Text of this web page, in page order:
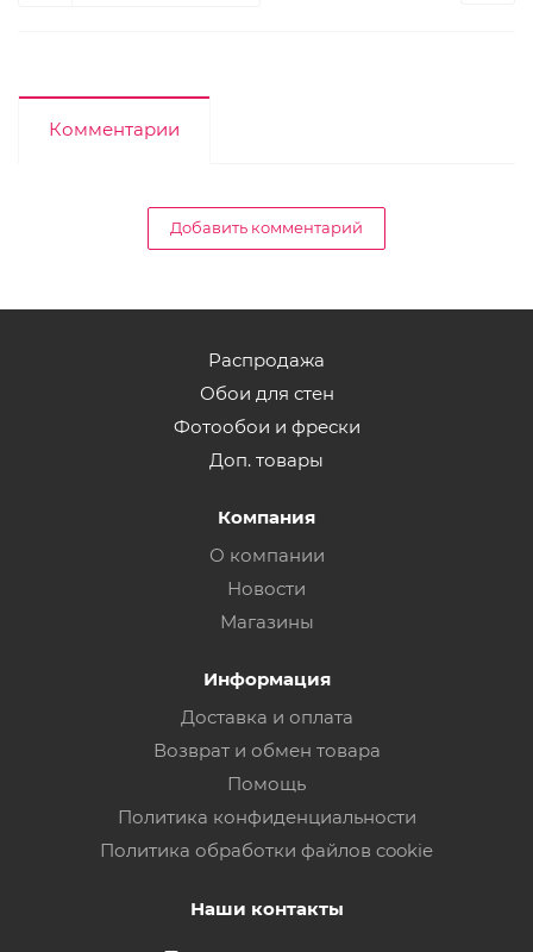
Комментарии
Добавить комментарий
Распродажа
Обои для стен
Фотообои и фрески
Доп. товары
Компания
О компании
Новости
Магазины
Информация
Доставка и оплата
Возврат и обмен товара
Помощь
Политика конфиденциальности
Политика обработки файлов cookie
Наши контакты